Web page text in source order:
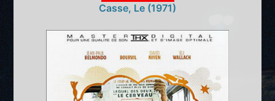
Casse, Le (1971)